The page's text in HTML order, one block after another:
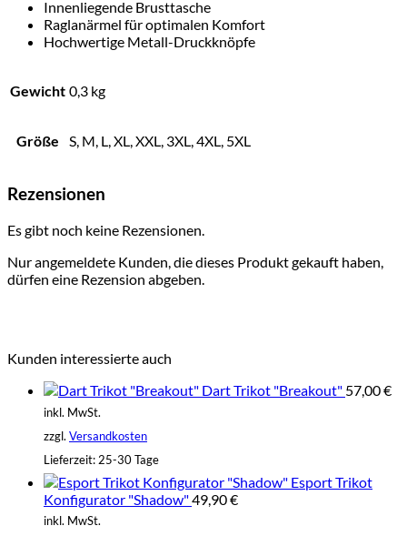
Innenliegende Brusttasche
Raglanärmel für optimalen Komfort
Hochwertige Metall-Druckknöpfe
Gewicht 0,3 kg
Größe S, M, L, XL, XXL, 3XL, 4XL, 5XL
Rezensionen
Es gibt noch keine Rezensionen.
Nur angemeldete Kunden, die dieses Produkt gekauft haben,
dürfen eine Rezension abgeben.
Kunden interessierte auch
Dart Trikot "Breakout" 57,00€
inkl. MwSt.
zzgl. Versandkosten
Lieferzeit: 25-30 Tage
Esport Trikot
Konfigurator "Shadow"49,90€
inkl. MwSt.